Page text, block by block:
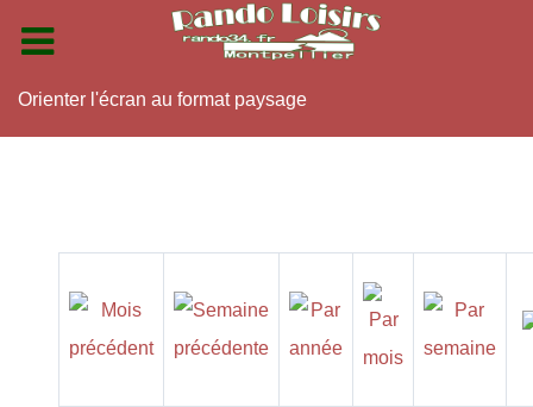
Orienter l'écran au format paysage